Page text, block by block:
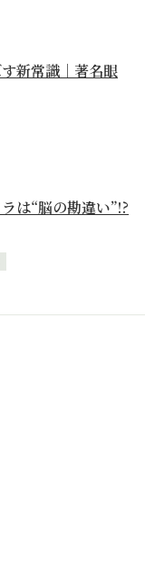
新常識｜著名眼
は“脳の勘違い”!?